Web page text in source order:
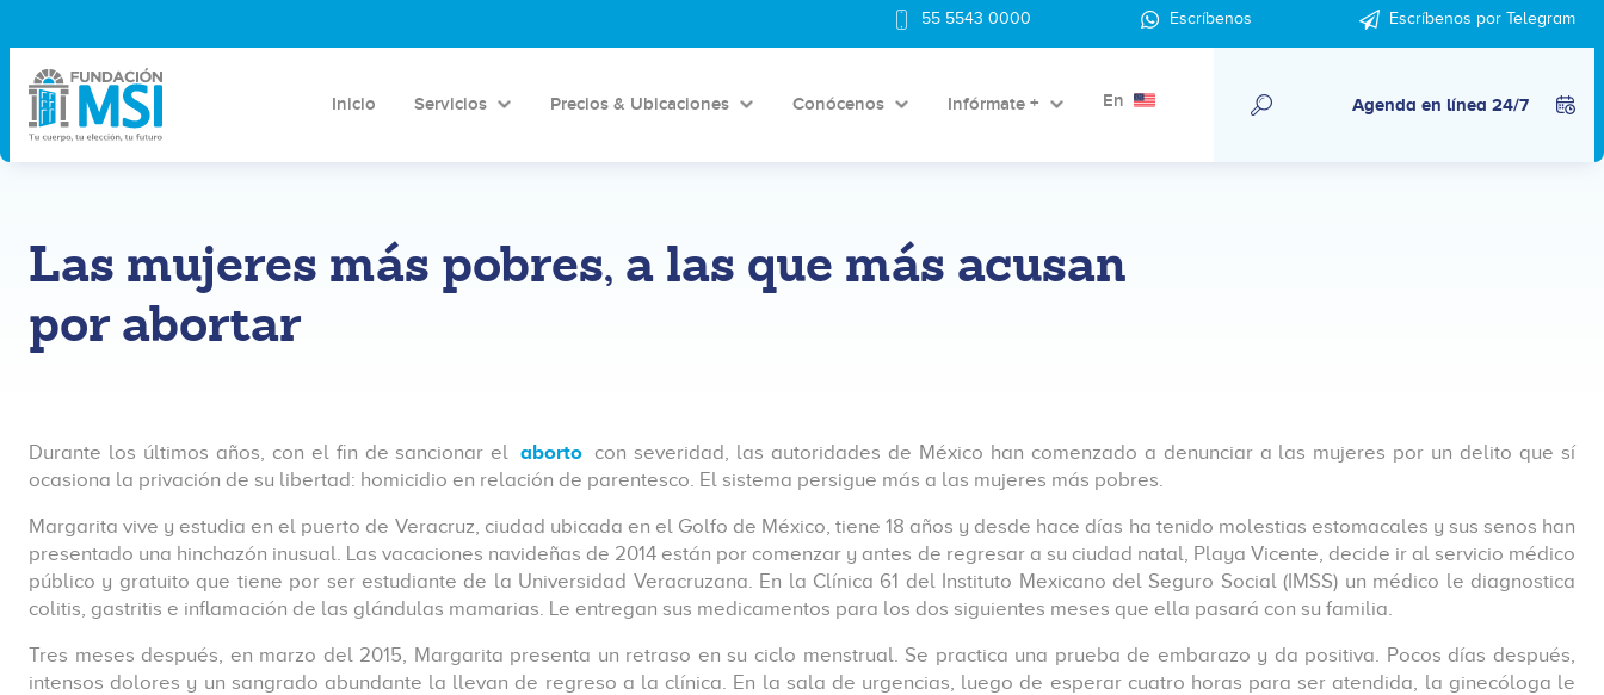
55 5543 0000 Escríbenos Escríbenos por Telegram
Inicio Servicios Precios & Ubicaciones Conócenos Infórmate + En Agenda en línea 24/7
Las mujeres más pobres, a las que más acusan
por abortar
Durante los últimos años, con el fin de sancionar el aborto con severidad, las autoridades de México han comenzado a denunciar a las mujeres por un delito que sí
ocasiona la privación de su libertad: homicidio en relación de parentesco. El sistema persigue más a las mujeres más pobres.
Margarita vive y estudia en el puerto de Veracruz, ciudad ubicada en el Golfo de México, tiene 18 años y desde hace días ha tenido molestias estomacales y sus senos han
presentado una hinchazón inusual. Las vacaciones navideñas de 2014 están por comenzar y antes de regresar a su ciudad natal, Playa Vicente, decide ir al servicio médico
público y gratuito que tiene por ser estudiante de la Universidad Veracruzana. En la Clínica 61 del Instituto Mexicano del Seguro Social (IMSS) un médico le diagnostica
colitis, gastritis e inflamación de las glándulas mamarias. Le entregan sus medicamentos para los dos siguientes meses que ella pasará con su familia.
Tres meses después, en marzo del 2015, Margarita presenta un retraso en su ciclo menstrual. Se practica una prueba de embarazo y da positiva. Pocos días después,
intensos dolores y un sangrado abundante la llevan de regreso a la clínica. En la sala de urgencias, luego de esperar cuatro horas para ser atendida, la ginecóloga le